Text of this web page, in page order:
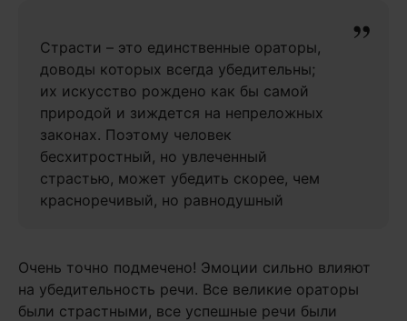
Страсти – это единственные ораторы,
доводы которых всегда убедительны;
их искусство рождено как бы самой
природой и зиждется на непреложных
законах. Поэтому человек
бесхитростный, но увлеченный
страстью, может убедить скорее, чем
красноречивый, но равнодушный
Очень точно подмечено! Эмоции сильно влияют
на убедительность речи. Все великие ораторы
были страстными, все успешные речи были